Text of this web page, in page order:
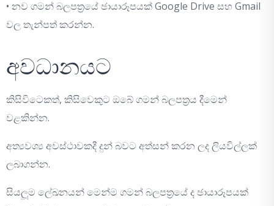
• නව ගමන් බලපත්‍රයේ ඡායාරූපයක් Google Drive සහ Gmail
වල තැන්පත් කරන්න.
අවධානයට
කිසිවිටෙකත්, කිසිවෙකුට ඔබේ ගමන් බලපත්‍රය දීමෙන්
වළකින්න.
අත්‍යවශ්‍ය අවස්ථාවකදී දුන් බවට අත්සන් කරන ලද ලියවිල්ලක්
ලබාගන්න.
සියලූම ලේඛනයන් මෙන්ම ගමන් බලපත්‍රයේ ද ඡායාරූපයක්